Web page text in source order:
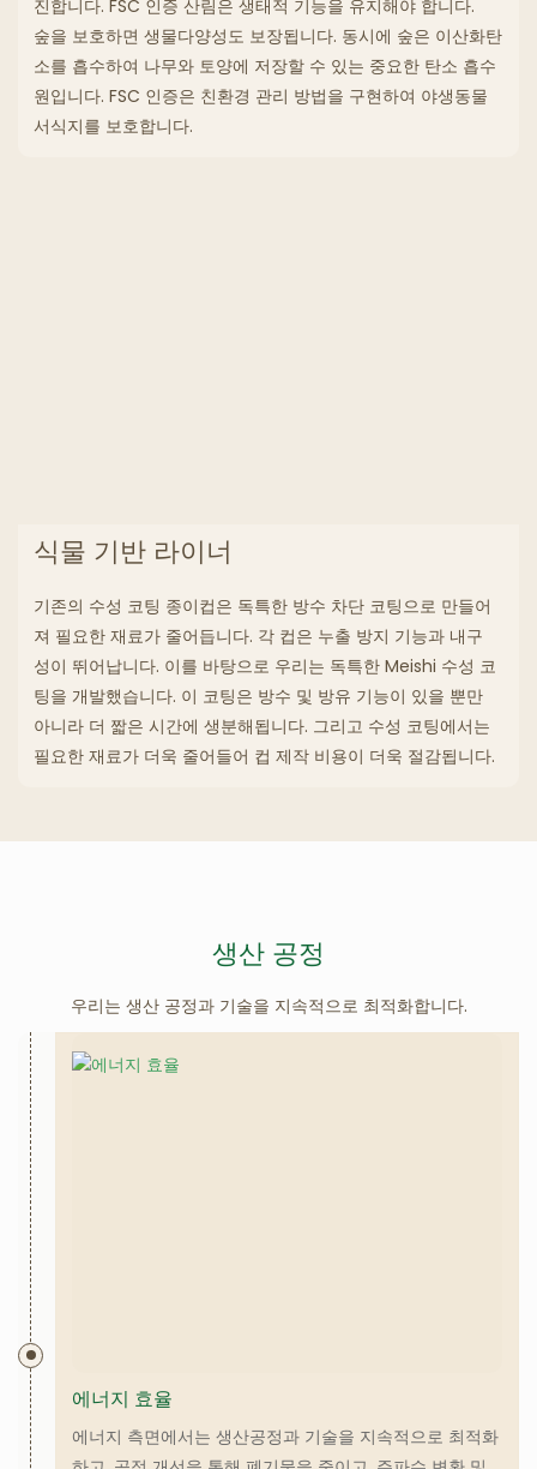
진합니다. FSC 인증 산림은 생태적 기능을 유지해야 합니다.
숲을 보호하면 생물다양성도 보장됩니다. 동시에 숲은 이산화탄
소를 흡수하여 나무와 토양에 저장할 수 있는 중요한 탄소 흡수
원입니다.FSC 인증은 친환경 관리 방법을 구현하여 야생동물
서식지를 보호합니다.
식물 기반 라이너
기존의 수성 코팅 종이컵은 독특한 방수 차단 코팅으로 만들어
져 필요한 재료가 줄어듭니다. 각 컵은 누출 방지 기능과 내구
성이 뛰어납니다. 이를 바탕으로 우리는 독특한 Meishi 수성 코
팅을 개발했습니다. 이 코팅은 방수 및 방유 기능이 있을 뿐만
아니라 더 짧은 시간에 생분해됩니다. 그리고 수성 코팅에서는
필요한 재료가 더욱 줄어들어 컵 제작 비용이 더욱 절감됩니다.
우리는 생산 공정과 기술을 지속적으로 최적화합니다.
에너지 효율
에너지 측면에서는 생산공정과 기술을 지속적으로 최적화